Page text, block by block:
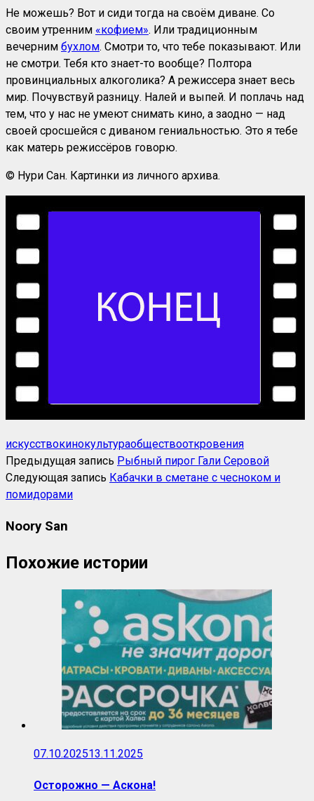
Не можешь? Вот и сиди тогда на своём диване. Со
своим утренним «кофием». Или традиционным
вечерним бухлом. Смотри то, что тебе показывают. Или
не смотри. Тебя кто знает-то вообще? Полтора
провинциальных алкоголика? А режиссера знает весь
мир. Почувствуй разницу. Налей и выпей. И поплачь над
тем, что у нас не умеют снимать кино, а заодно — над
своей сросшейся с диваном гениальностью. Это я тебе
как матерь режиссёров говорю.
© Нури Сан. Картинки из личного архива.
искусствокинокультураобществооткровения
Предыдущая запись Рыбный пирог Гали Серовой
Следующая запись Кабачки в сметане c чесноком и
помидорами
Noory San
Похожие истории
07.10.202513.11.2025
Осторожно — Аскона!